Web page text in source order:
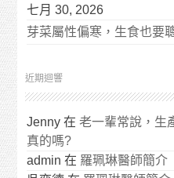
七月 30, 2026
芽菜屬性偏寒，生食也要
近期迴響
Jenny 在老一輩常說，生
真的嗎?
admin 在 羅珮琳醫師簡介